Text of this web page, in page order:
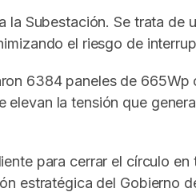
la Subestación. Se trata
el riesgo de
6384 paneles de
la tensión que
para cerrar el círculo
estratégica del Gobierno